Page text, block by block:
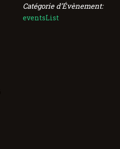
Catégorie d’Évènement:
eventsList